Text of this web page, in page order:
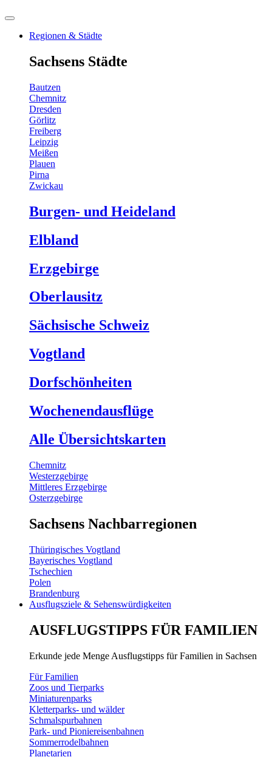
Regionen & Städte
Sachsens Städte
Bautzen
Chemnitz
Dresden
Görlitz
Freiberg
Leipzig
Meißen
Plauen
Pirna
Zwickau
Burgen- und Heideland
Elbland
Erzgebirge
Oberlausitz
Sächsische Schweiz
Vogtland
Dorfschönheiten
Wochenendausflüge
Alle Übersichtskarten
Chemnitz
Westerzgebirge
Mittleres Erzgebirge
Osterzgebirge
Sachsens Nachbarregionen
Thüringisches Vogtland
Bayerisches Vogtland
Tschechien
Polen
Brandenburg
Ausflugsziele & Sehenswürdigkeiten
AUSFLUGSTIPPS FÜR FAMILIEN
Erkunde jede Menge Ausflugstipps für Familien in Sachsen
Für Familien
Zoos und Tierparks
Miniaturenparks
Kletterparks- und wälder
Schmalspurbahnen
Park- und Pioniereisenbahnen
Sommerrodelbahnen
Planetarien